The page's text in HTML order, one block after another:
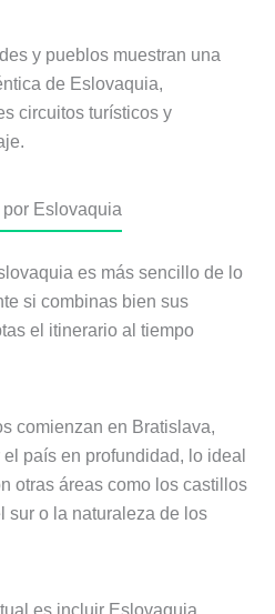
y pueblos muestran una
de Eslovaquia,
circuitos turísticos y
Eslovaquia
es más sencillo de lo
si combinas bien sus
el itinerario al tiempo
comienzan en Bratislava,
país en profundidad, lo ideal
otras áreas como los castillos
sur o la naturaleza de los